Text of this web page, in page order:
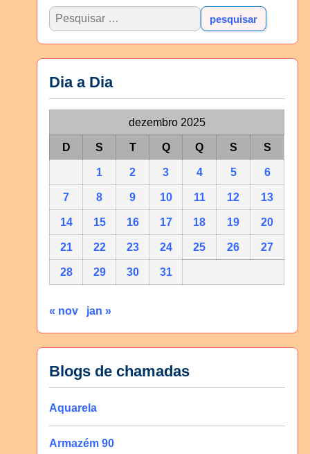
Dia a Dia
dezembro 2025
D S T Q Q S S
1 2 3 4 5 6
7 8 9 10 11 12 13
14 15 16 17 18 19 20
21 22 23 24 25 26 27
28 29 30 31
« nov jan »
Blogs de chamadas
Aquarela
Armazém 90